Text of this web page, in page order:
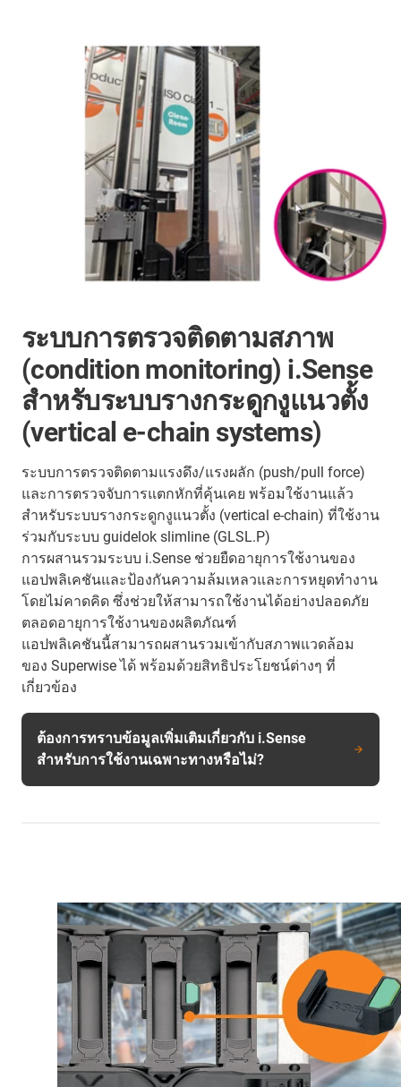
ระบบการตรวจติดตามสภาพ
(condition monitoring) i.Sense
สำหรับระบบรางกระดูกงูแนวตั้ง
(vertical e-chain systems)
ระบบการตรวจติดตามแรงดึง/แรงผลัก (push/pull force)
และการตรวจจับการแตกหักที่คุ้นเคย พร้อมใช้งานแล้ว
สำหรับระบบรางกระดูกงูแนวตั้ง (vertical e-chain) ที่ใช้งาน
ร่วมกับระบบ guidelok slimline (GLSL.P)
การผสานรวมระบบ i.Sense ช่วยยืดอายุการใช้งานของ
แอปพลิเคชันและป้องกันความล้มเหลวและการหยุดทำงาน
โดยไม่คาดคิด ซึ่งช่วยให้สามารถใช้งานได้อย่างปลอดภัย
ตลอดอายุการใช้งานของผลิตภัณฑ์
แอปพลิเคชันนี้สามารถผสานรวมเข้ากับสภาพแวดล้อม
ของ Superwise ได้ พร้อมด้วยสิทธิประโยชน์ต่างๆ ที่
เกี่ยวข้อง
ต้องการทราบข้อมูลเพิ่มเติมเกี่ยวกับ i.Sense
สำหรับการใช้งานเฉพาะทางหรือไม่?